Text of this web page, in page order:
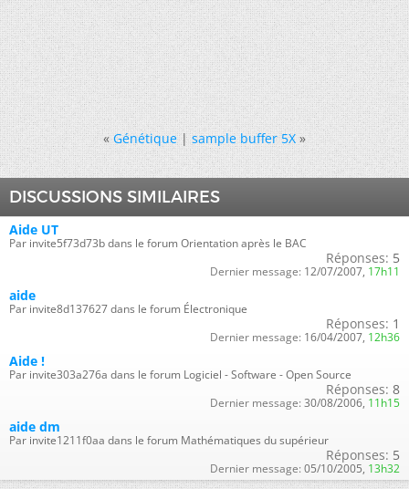
« Génétique|sample buffer 5X »
DISCUSSIONS SIMILAIRES
Aide UT
Par invite5f73d73b dans le forum Orientation après le BAC
Réponses: 5
Dernier message: 12/07/2007, 17h11
aide
Par invite8d137627 dans le forum Électronique
Réponses: 1
Dernier message: 16/04/2007, 12h36
Aide !
Par invite303a276a dans le forum Logiciel - Software - Open Source
Réponses: 8
Dernier message: 30/08/2006, 11h15
aide dm
Par invite1211f0aa dans le forum Mathématiques du supérieur
Réponses: 5
Dernier message: 05/10/2005, 13h32